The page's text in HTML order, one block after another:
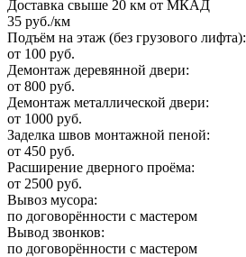
Доставка свыше 20 км от МКАД
35 руб./км
Подъём на этаж (без грузового лифта):
от 100 руб.
Демонтаж деревянной двери:
от 800 руб.
Демонтаж металлической двери:
от 1000 руб.
Заделка швов монтажной пеной:
от 450 руб.
Расширение дверного проёма:
от 2500 руб.
Вывоз мусора:
по договорённости с мастером
Вывод звонков:
по договорённости с мастером